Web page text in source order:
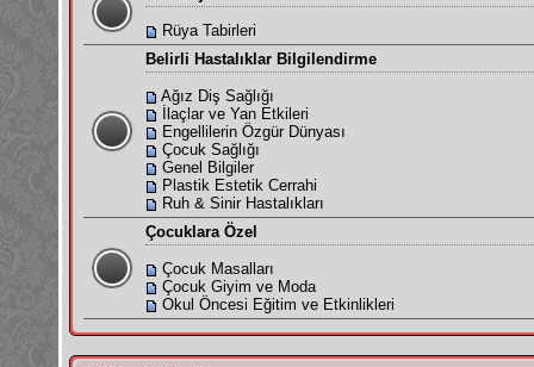
Rüya Tabirleri
Belirli Hastalıklar Bilgilendirme
Ağız Diş Sağlığı
İlaçlar ve Yan Etkileri
Engellilerin Özgür Dünyası
Çocuk Sağlığı
Genel Bilgiler
Plastik Estetik Cerrahi
Ruh & Sinir Hastalıkları
Çocuklara Özel
Çocuk Masalları
Çocuk Giyim ve Moda
Okul Öncesi Eğitim ve Etkinlikleri